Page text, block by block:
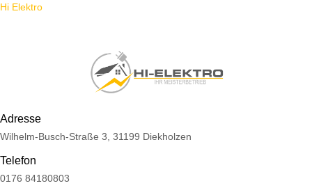
Hi Elektro
Adresse
Wilhelm-Busch-Straße 3, 31199 Diekholzen
Telefon
0176 84180803